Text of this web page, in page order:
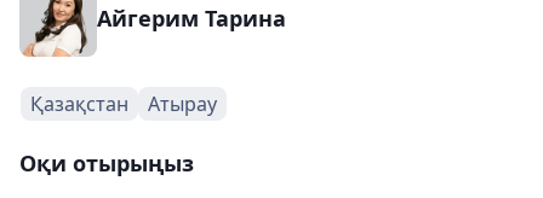
Айгерим Тарина
Қазақстан Атырау
Оқи отырыңыз